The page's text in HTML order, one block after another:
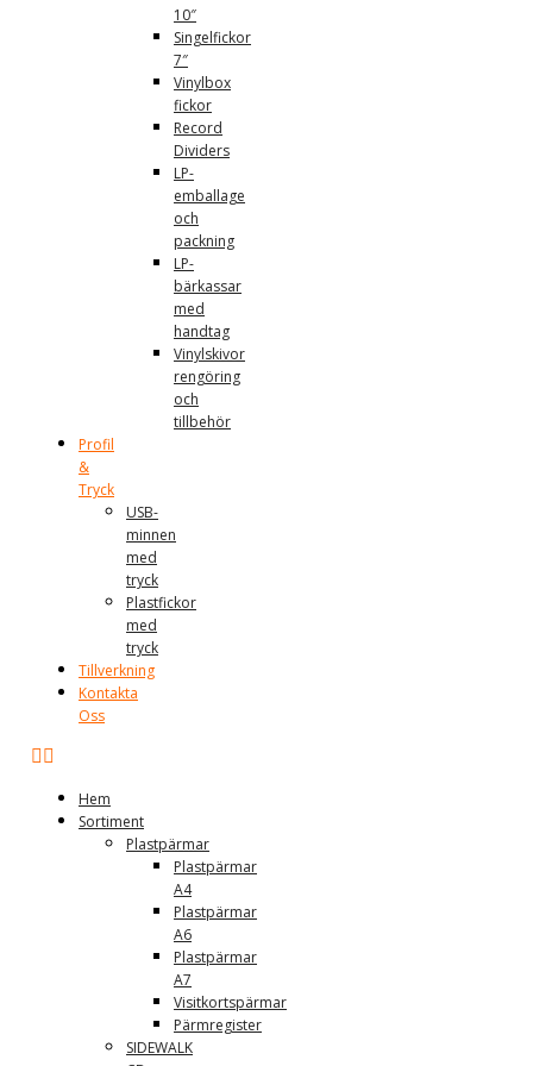
10″
Singelfickor
7″
Vinylbox
fickor
Record
Dividers
LP-
emballage
och
packning
LP-
bärkassar
med
handtag
Vinylskivor
rengöring
och
tillbehör
Profil
&
Tryck
USB-
minnen
med
tryck
Plastfickor
med
tryck
Tillverkning
Kontakta
Oss
Hem
Sortiment
Plastpärmar
Plastpärmar
A4
Plastpärmar
A6
Plastpärmar
A7
Visitkortspärmar
Pärmregister
SIDEWALK